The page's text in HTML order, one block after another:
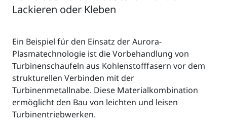
Lackieren oder Kleben
Ein Beispiel für den Einsatz der Aurora-
Plasmatechnologie ist die Vorbehandlung von
Turbinenschaufeln aus Kohlenstofffasern vor dem
strukturellen Verbinden mit der
Turbinenmetallnabe. Diese Materialkombination
ermöglicht den Bau von leichten und leisen
Turbinentriebwerken.